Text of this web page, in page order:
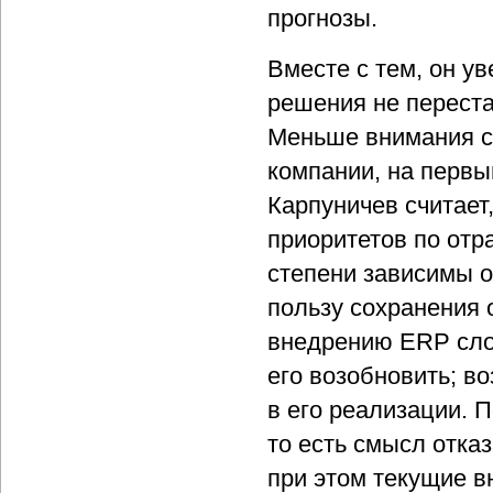
прогнозы.
Вместе с тем, он
решения не
Меньше внимания
компании, на
Карпуничев
приоритетов по
степени зависимы
пользу сохранения
внедрению ERP
его возобновить;
в его реализации.
то есть смысл
при этом текущие